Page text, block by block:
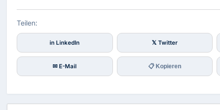
Teilen:
in LinkedIn 𝕏 Twitter
✉ E-Mail 📋 Kopieren